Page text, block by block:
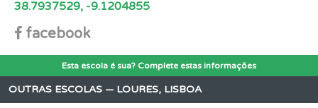
38.7937529, -9.1204855
facebook
Esta escola é sua? Complete estas informações
OUTRAS ESCOLAS — LOURES, LISBOA